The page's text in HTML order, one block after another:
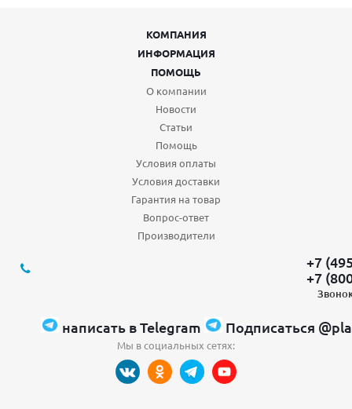
КОМПАНИЯ
ИНФОРМАЦИЯ
ПОМОЩЬ
О компании
Новости
Статьи
Помощь
Условия оплаты
Условия доставки
Гарантия на товар
Вопрос-ответ
Производители
+7
+7
написать в Telegram Подписаться
Мы в социальных сетях: